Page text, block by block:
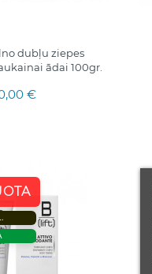
dubļu ziepes
ādai 100gr.
€